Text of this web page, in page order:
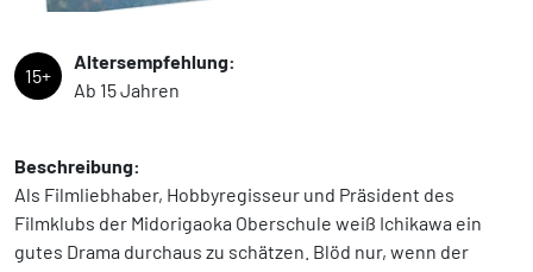
15+
Altersempfehlung:
Ab 15 Jahren
Beschreibung:
Als Filmliebhaber, Hobbyregisseur und Präsident des
Filmklubs der Midorigaoka Oberschule weiß Ichikawa ein
gutes Drama durchaus zu schätzen. Blöd nur, wenn der